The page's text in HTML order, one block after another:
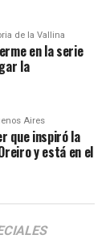
de la Vallina
en la serie
la
Aires
que inspiró la
y está en el